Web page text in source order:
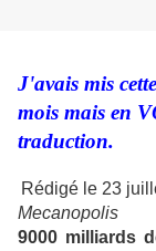
J'avais mis
mois mais en
traduction.
Rédigé le 23
Mecanopolis
9000 milliards